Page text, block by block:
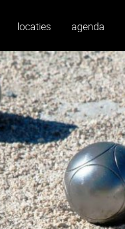
locaties agenda